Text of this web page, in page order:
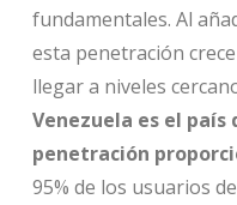
fundamentales. Al
esta penetración
llegar a niveles
Venezuela es el
penetración
95% de los usuarios